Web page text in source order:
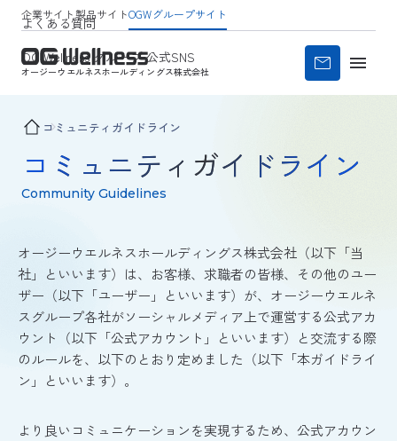
企業サイト製品サイトOGWグループサイト
オージーウエルネスホールディングス株式会社
よくある質問
OG Wellness グループ 公式SNS
コミュニティガイドライン
コミュニティガイドライン
Community Guidelines
オージーウエルネスホールディングス株式会社（以下「当
社」といいます）は、お客様、求職者の皆様、その他のユー
ザー（以下「ユーザー」といいます）が、オージーウエルネ
スグループ各社がソーシャルメディア上で運営する公式アカ
ウント（以下「公式アカウント」といいます）と交流する際
のルールを、以下のとおり定めました（以下「本ガイドライ
ン」といいます）。
より良いコミュニケーションを実現するため、公式アカウン